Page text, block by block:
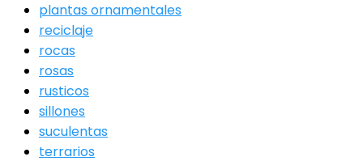
plantas ornamentales
reciclaje
rocas
rosas
rusticos
sillones
suculentas
terrarios